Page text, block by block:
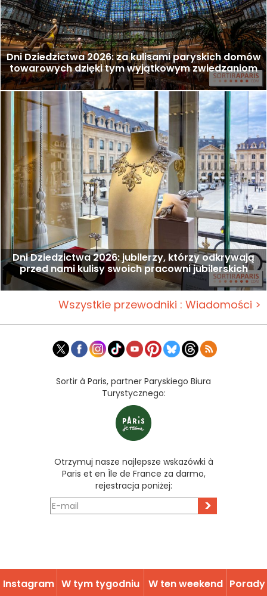
Dni Dziedzictwa 2026: za kulisami paryskich domów
towarowych dzięki tym wyjątkowym zwiedzaniom
Dni Dziedzictwa 2026: jubilerzy, którzy odkrywają
przed nami kulisy swoich pracowni jubilerskich
Wszystkie przewodniki : Wiadomości >
Sortir à Paris, partner Paryskiego Biura
Turystycznego:
Otrzymuj nasze najlepsze wskazówki à
Paris et en Île de France za darmo,
rejestracja poniżej:
>
Instagram W tym tygodniu W ten weekend Porady